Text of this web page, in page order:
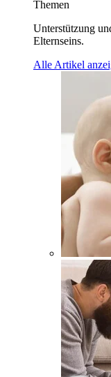
Themen
Unterstützung
Elternseins.
Alle Artikel